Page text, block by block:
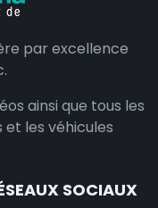
par excellence
ainsi que tous les
et les véhicules
SOCIAUX